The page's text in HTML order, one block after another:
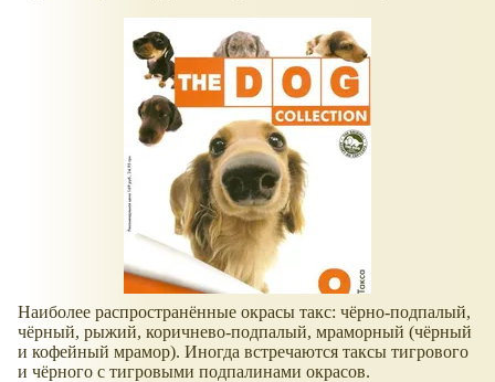
Наиболее распространённые окрасы такс: чёрно-подпалый,
чёрный, рыжий, коричнево-подпалый, мраморный (чёрный
и кофейный мрамор). Иногда встречаются таксы тигрового
и чёрного с тигровыми подпалинами окрасов.